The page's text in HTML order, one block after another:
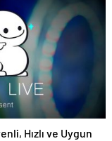
Yazılımı
Hızlı ve Uygun